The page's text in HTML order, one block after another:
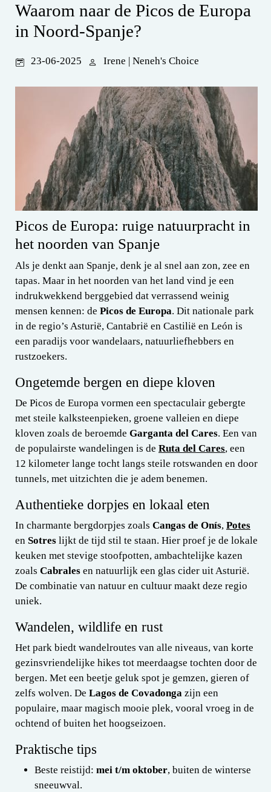
Waarom naar de Picos de Europa
in Noord-Spanje?
23-06-2025 Irene | Neneh's Choice
Picos de Europa: ruige natuurpracht in
het noorden van Spanje
Als je denkt aan Spanje, denk je al snel aan zon, zee en
tapas. Maar in het noorden van het land vind je een
indrukwekkend berggebied dat verrassend weinig
mensen kennen: de Picos de Europa. Dit nationale park
in de regio’s Asturië, Cantabrië en Castilië en León is
een paradijs voor wandelaars, natuurliefhebbers en
rustzoekers.
Ongetemde bergen en diepe kloven
De Picos de Europa vormen een spectaculair gebergte
met steile kalksteenpieken, groene valleien en diepe
kloven zoals de beroemde Garganta del Cares. Een van
de populairste wandelingen is de Ruta del Cares, een
12 kilometer lange tocht langs steile rotswanden en door
tunnels, met uitzichten die je adem benemen.
Authentieke dorpjes en lokaal eten
In charmante bergdorpjes zoals Cangas de Onís, Potes
en Sotres lijkt de tijd stil te staan. Hier proef je de lokale
keuken met stevige stoofpotten, ambachtelijke kazen
zoals Cabrales en natuurlijk een glas cider uit Asturië.
De combinatie van natuur en cultuur maakt deze regio
uniek.
Wandelen, wildlife en rust
Het park biedt wandelroutes van alle niveaus, van korte
gezinsvriendelijke hikes tot meerdaagse tochten door de
bergen. Met een beetje geluk spot je gemzen, gieren of
zelfs wolven. De Lagos de Covadonga zijn een
populaire, maar magisch mooie plek, vooral vroeg in de
ochtend of buiten het hoogseizoen.
Praktische tips
Beste reistijd: mei t/m oktober, buiten de winterse
sneeuwval.